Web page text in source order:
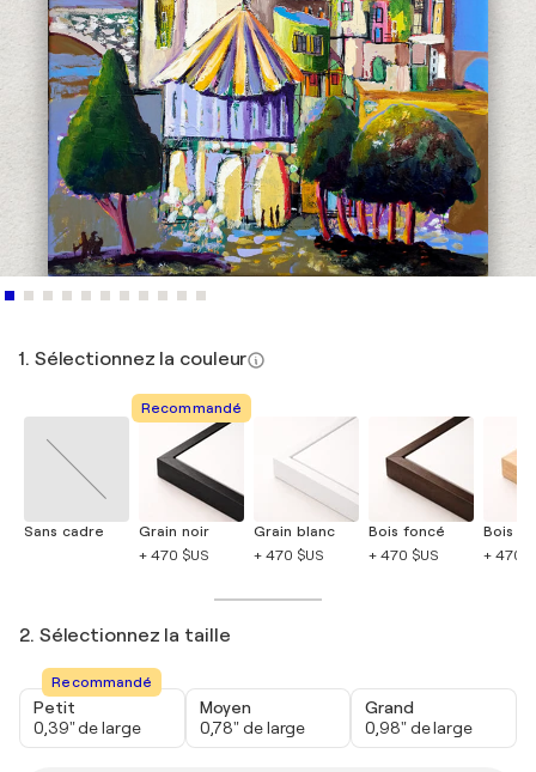
1. Sélectionnez la couleur
Sans cadre
Recommandé
Grain noir
+ 470 $US
Grain blanc
+ 470 $US
Bois foncé
+ 470 $US
Bois
+ 470
2. Sélectionnez la taille
Recommandé
Petit
0,39" de large
Moyen
0,78" de large
Grand
0,98" de large